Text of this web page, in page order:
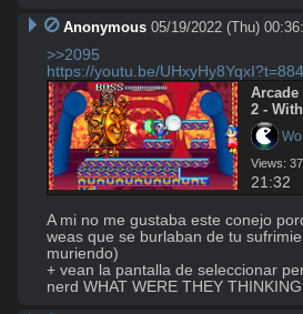
Anonymous 05/19/2022 (Thu)
>>2095
https://youtu.be/UHxyHy8YqxI?t=884
Arcade
2 -
Views:
21:32
A mi no me gustaba este conejo
weas que se burlaban de tu
muriendo)
+ vean la pantalla de seleccionar
nerd WHAT WERE THEY